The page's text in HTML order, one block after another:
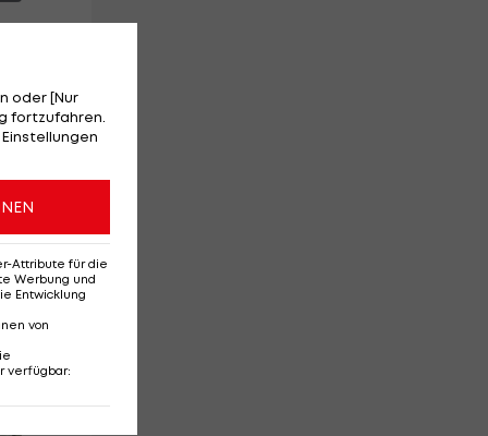
oder [Nur
fortzufahren.
Attribute für die
Werbung und
Entwicklung
von
verfügbar: